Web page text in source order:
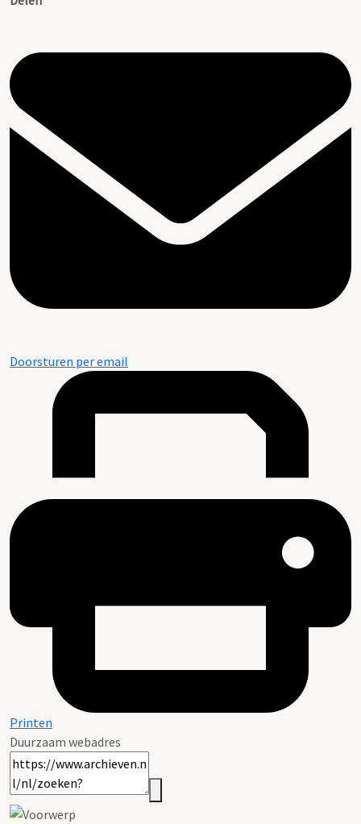
Doorsturen per email
Printen
Duurzaam webadres